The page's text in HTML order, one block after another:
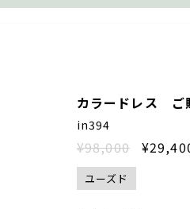
カラードレス
in394
¥98,000
ユーズド